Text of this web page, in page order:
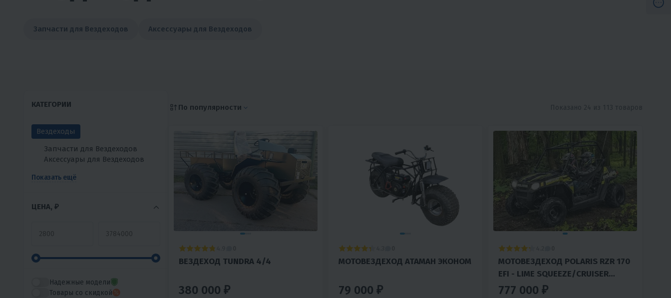
Запчасти для Вездеходов Аксессуары для Вездеходов
КАТЕГОРИИ
Вездеходы
Запчасти для Вездеходов
Аксессуары для Вездеходов
Показать ещё
ЦЕНА, ₽
Надежные модели
Товары со скидкой
По популярности
ВЕЗДЕХОД TUNDRA 4/4
380 000 ₽
МОТОВЕЗДЕХОД АТАМАН ЭКОНОМ
79 000 ₽
МОТОВЕЗДЕХОД POLARIS RZR 170
EFI - LIME SQUEEZE/CRUISER
BLACK (2021)
777 000 ₽